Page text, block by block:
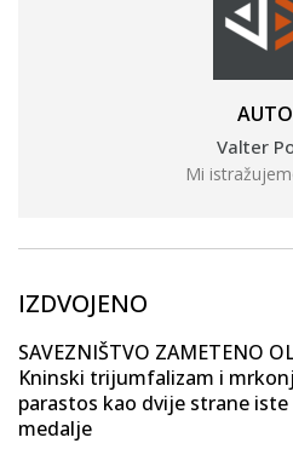
Valter
Mi
IZDVOJENO
SAVEZNIŠTVO ZAMETENO
Kninski trijumfalizam i
parastos kao dvije strane iste
medalje